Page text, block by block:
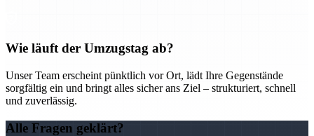
Wie läuft der Umzugstag ab?
Unser Team erscheint pünktlich vor Ort, lädt Ihre Gegenstände
sorgfältig ein und bringt alles sicher ans Ziel – strukturiert, schnell
und zuverlässig.
Alle Fragen geklärt?